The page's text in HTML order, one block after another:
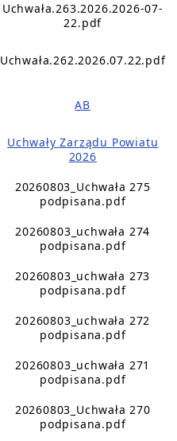
Uchwała.263.2026.2026-07-
22.pdf
Uchwała.262.2026.07.22.pdf
AB
Uchwały Zarządu Powiatu
2026
20260803_Uchwała 275
podpisana.pdf
20260803_uchwała 274
podpisana.pdf
20260803_uchwała 273
podpisana.pdf
20260803_uchwała 272
podpisana.pdf
20260803_uchwała 271
podpisana.pdf
20260803_Uchwała 270
podpisana.pdf